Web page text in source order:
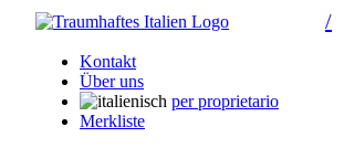
/
Kontakt
Über uns
per proprietario
Merkliste